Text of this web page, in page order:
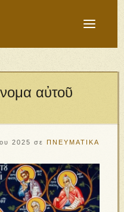
αὐτοῦ
2025 σε ΠΝΕΥΜΑΤΙΚΑ